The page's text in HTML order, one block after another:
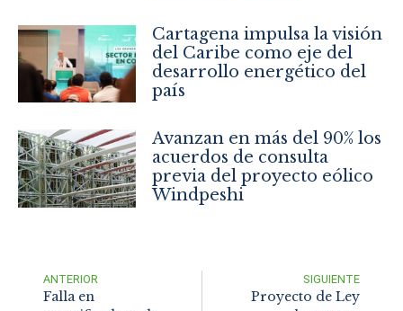
Cartagena impulsa la visión
del Caribe como eje del
desarrollo energético del
país
Avanzan en más del 90% los
acuerdos de consulta
previa del proyecto eólico
Windpeshi
ANTERIOR
Falla en
SIGUIENTE
Proyecto de Ley